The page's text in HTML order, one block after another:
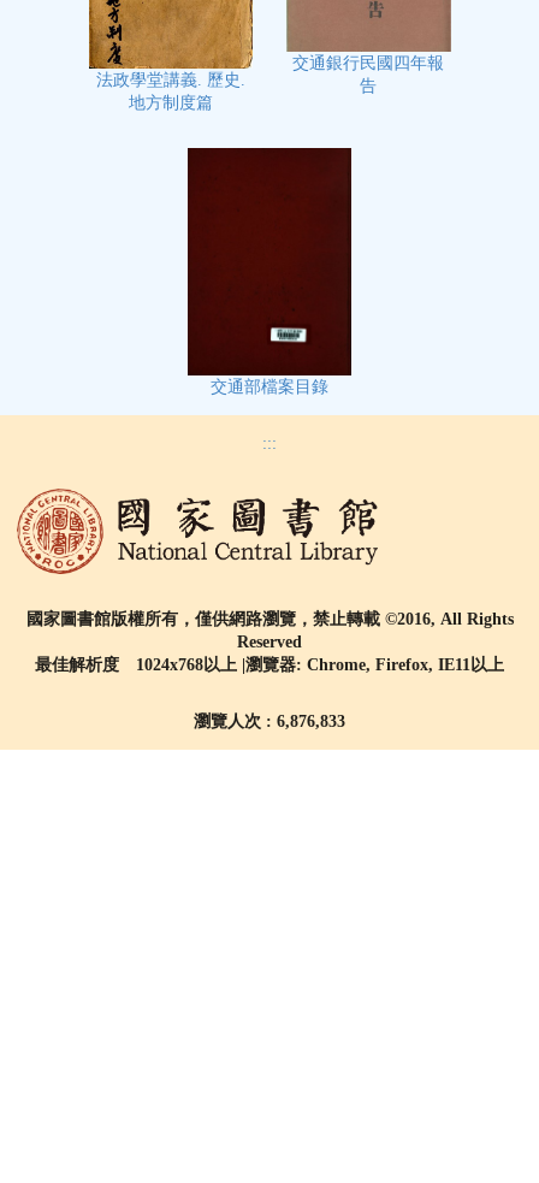
法政學堂講義. 歷史.
地方制度篇
交通銀行民國四年報
告
交通部檔案目錄
:::
國家圖書館版權所有，僅供網路瀏覽，禁止轉載 ©2016, All Rights
Reserved
最佳解析度 1024x768以上 |瀏覽器: Chrome, Firefox, IE11以上
瀏覽人次 : 6,876,833